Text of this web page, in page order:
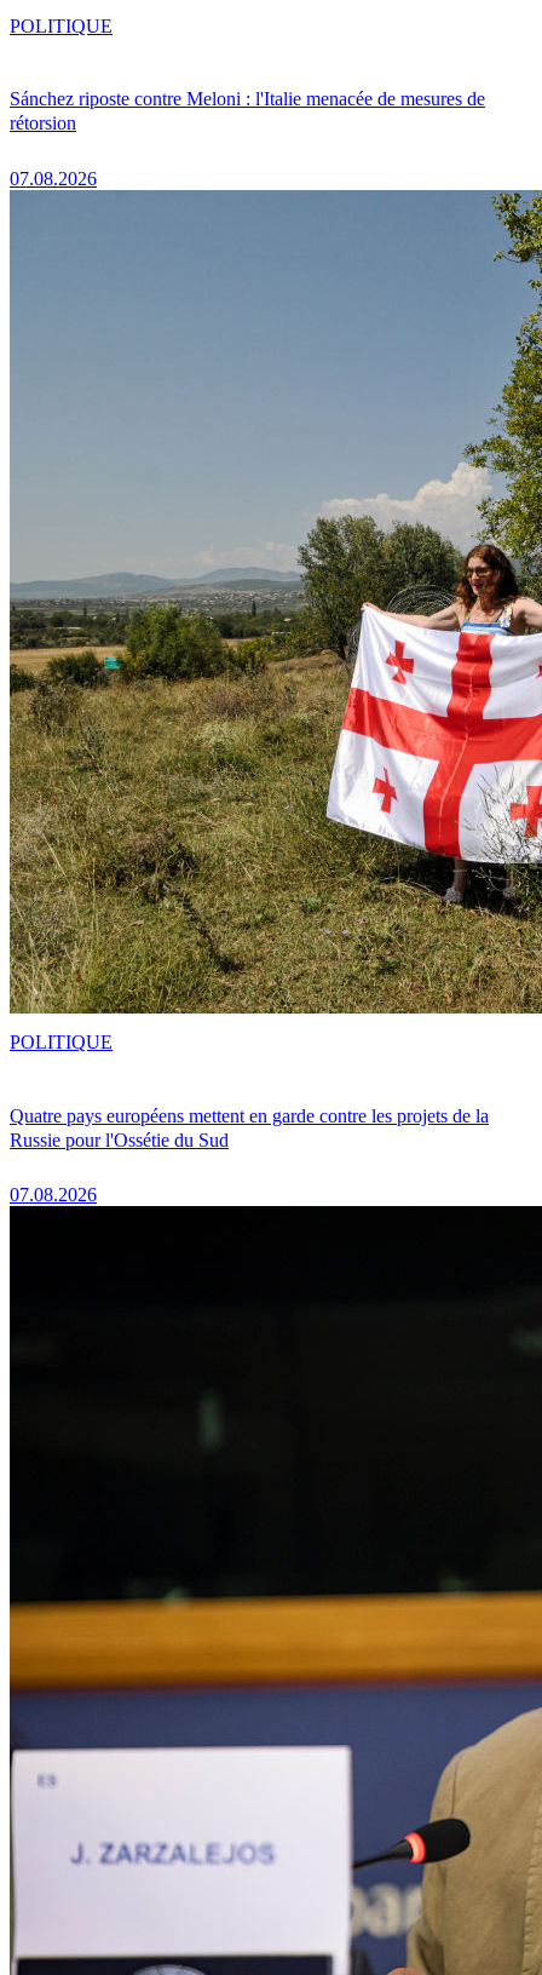
Sánchez riposte contre Meloni : l'Italie menacée de mesures de
rétorsion
07.08.2026
POLITIQUE
Quatre pays européens mettent en garde contre les projets de la
Russie pour l'Ossétie du Sud
07.08.2026
POLITIQUE